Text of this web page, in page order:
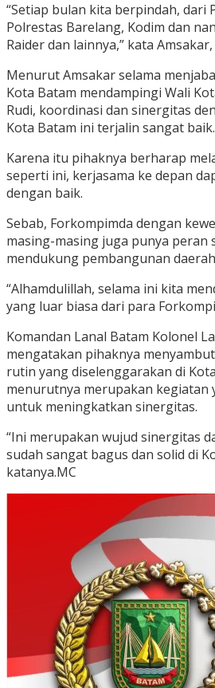
“Setiap bulan kita berpindah, dari
Polrestas Barelang, Kodim dan
Raider dan lainnya,” kata
Menurut Amsakar selama
Kota Batam mendampingi Wali
Rudi, koordinasi dan sinergitas
Kota Batam ini terjalin sangat baik.
Karena itu pihaknya berharap
seperti ini, kerjasama ke depan
dengan baik.
Sebab, Forkompimda dengan
masing-masing juga punya peran
mendukung pembangunan
“Alhamdulillah, selama ini kita
yang luar biasa dari para
Komandan Lanal Batam Kolonel
mengatakan pihaknya
rutin yang diselenggarakan di
menurutnya merupakan kegiatan
untuk meningkatkan sinergitas.
“Ini merupakan wujud sinergitas
sudah sangat bagus dan solid di
katanya.MC